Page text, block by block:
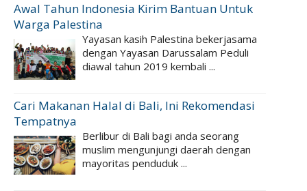
Awal Tahun Indonesia Kirim Bantuan Untuk
Warga Palestina
Yayasan kasih Palestina bekerjasama
dengan Yayasan Darussalam Peduli
diawal tahun 2019 kembali ...
Cari Makanan Halal di Bali, Ini Rekomendasi
Tempatnya
Berlibur di Bali bagi anda seorang
muslim mengunjungi daerah dengan
mayoritas penduduk ...